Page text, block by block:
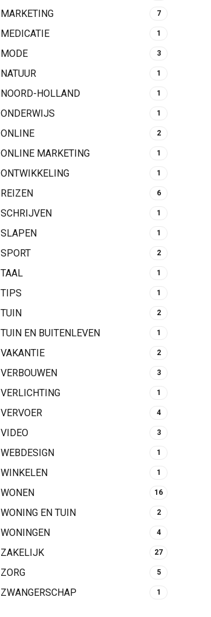
MARKETING 7
MEDICATIE 1
MODE 3
NATUUR 1
NOORD-HOLLAND 1
ONDERWIJS 1
ONLINE 2
ONLINE MARKETING 1
ONTWIKKELING 1
REIZEN 6
SCHRIJVEN 1
SLAPEN 1
SPORT 2
TAAL 1
TIPS 1
TUIN 2
TUIN EN BUITENLEVEN 1
VAKANTIE 2
VERBOUWEN 3
VERLICHTING 1
VERVOER 4
VIDEO 3
WEBDESIGN 1
WINKELEN 1
WONEN 16
WONING EN TUIN 2
WONINGEN 4
ZAKELIJK 27
ZORG 5
ZWANGERSCHAP 1